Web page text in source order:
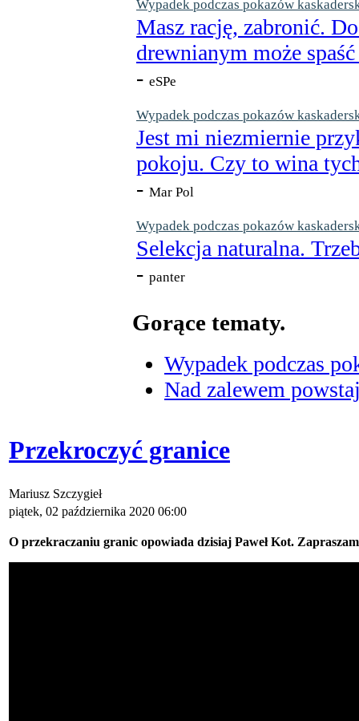
Wypadek podczas pokazów
Masz rację, zabronić.
drewnianym może
- eSPe
Wypadek podczas pokazów
Jest mi niezmiernie
pokoju. Czy to wina
- Mar Pol
Wypadek podczas pokazów
Selekcja naturalna.
- panter
Gorące tematy.
Wypadek podczas
Nad zalewem
Przekroczyć granice
Mariusz Szczygieł
piątek, 02 października 2020 06:00
O przekraczaniu granic opowiada dzisiaj Paweł Kot.